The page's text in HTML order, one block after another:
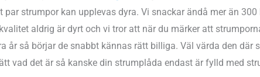
par strumpor kan upplevas dyra. Vi snackar ändå mer än
aldrig är dyrt och vi tror att när du märker att
år så börjar de snabbt kännas rätt billiga. Väl värda den där
vad det är så kanske din strumplåda endast är fylld med